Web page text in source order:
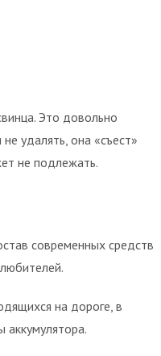
Это довольно
удалять, она «съест»
не подлежать.
современных средств
на дороге, в
аккумулятора.